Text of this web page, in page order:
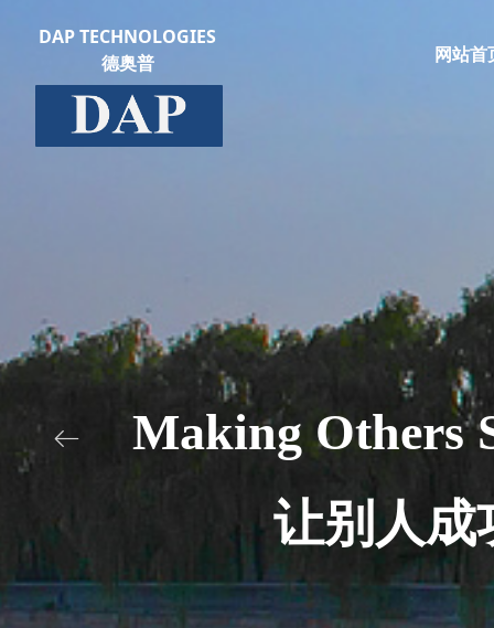
DAP TECHNOLOGIES
德奥普
网站首
ꂃ
Making Others
让别人成